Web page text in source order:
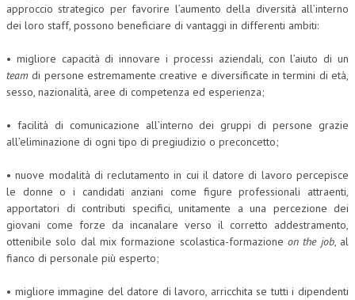
AUTORI
ECONOMIA
HUMAN RESOURCES
RISORSE UMANE
approccio strategico per favorire l’aumento della diversità all’interno
dei loro staff, possono beneficiare di vantaggi in differenti ambiti:
• migliore capacità di innovare i processi aziendali, con l’aiuto di un
team di persone estremamente creative e diversificate in termini di età,
sesso, nazionalità, aree di competenza ed esperienza;
• facilità di comunicazione all’interno dei gruppi di persone grazie
all’eliminazione di ogni tipo di pregiudizio o preconcetto;
• nuove modalità di reclutamento in cui il datore di lavoro percepisce
le donne o i candidati anziani come figure professionali attraenti,
apportatori di contributi specifici, unitamente a una percezione dei
giovani come forze da incanalare verso il corretto addestramento,
ottenibile solo dal mix formazione scolastica-formazione on the job, al
fianco di personale più esperto;
• migliore immagine del datore di lavoro, arricchita se tutti i dipendenti